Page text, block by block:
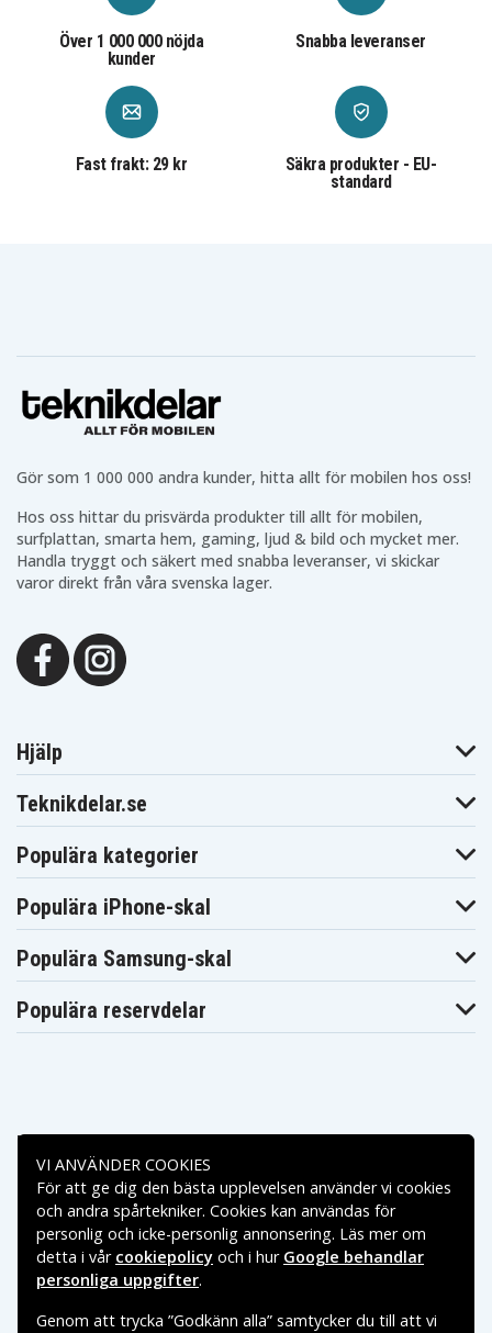
Över 1 000 000 nöjda
kunder
Snabba leveranser
Fast frakt: 29 kr
Säkra produkter - EU-
standard
Gör som 1 000 000 andra kunder, hitta allt för mobilen hos oss!
Hos oss hittar du prisvärda produkter till allt för mobilen,
surfplattan, smarta hem, gaming, ljud & bild och mycket mer.
Handla tryggt och säkert med snabba leveranser, vi skickar
varor direkt från våra svenska lager.
Hjälp
Teknikdelar.se
Populära kategorier
Populära iPhone-skal
Populära Samsung-skal
Populära reservdelar
Betalningsalternativ
Leveransalternativ
VI ANVÄNDER COOKIES
För att ge dig den bästa upplevelsen använder vi cookies
och andra spårtekniker. Cookies kan användas för
personlig och icke-personlig annonsering. Läs mer om
detta i vår cookiepolicy och i hur Google behandlar
personliga uppgifter.
Genom att trycka ”Godkänn alla” samtycker du till att vi